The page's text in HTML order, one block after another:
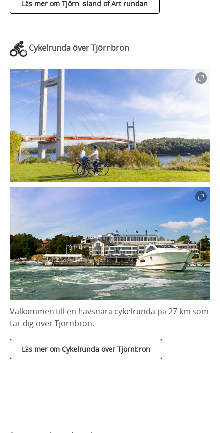
Läs mer om Tjörn Island of Art rundan
Cykelrunda över Tjörnbron
Välkommen till en havsnära cykelrunda på 27 km som
tar dig över Tjörnbron.
Läs mer om Cykelrunda över Tjörnbron